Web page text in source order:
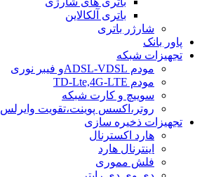
باتری آلکالاین
شارژر باتری
پاور بانک
تجهیزات شبکه
مودم ADSL-VDSLو فیبر نوری
مودم TD-Lte,4G-LTE
سوییچ و کارت شبکه
روتر،اکسس پوینت،تقویت وایرلس
تجهیزات ذخیره سازی
هارد اکسترنال
اینترنال هارد
فلش مموری